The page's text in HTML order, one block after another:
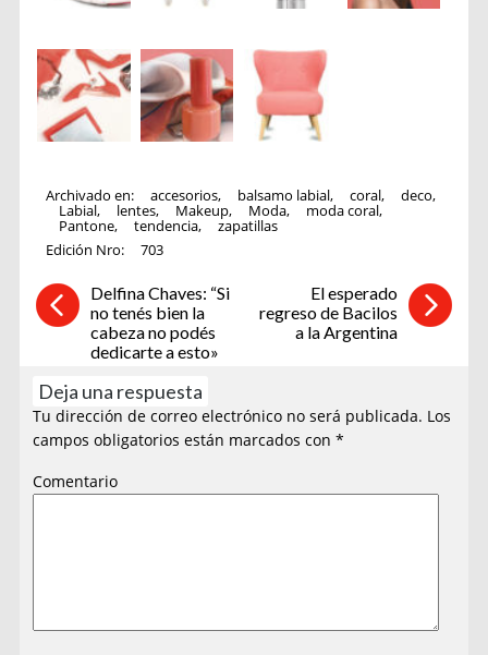
Archivado en: accesorios, balsamo labial, coral, deco,
Labial, lentes, Makeup, Moda, moda coral,
Pantone, tendencia,
zapatillas
Edición Nro:
703
Delfina Chaves: “Si
no tenés bien la
cabeza no podés
dedicarte a esto»
El esperado
regreso de Bacilos
a la Argentina
Deja una respuesta
Tu dirección de correo electrónico no será publicada. Los
campos obligatorios están marcados con*
Comentario